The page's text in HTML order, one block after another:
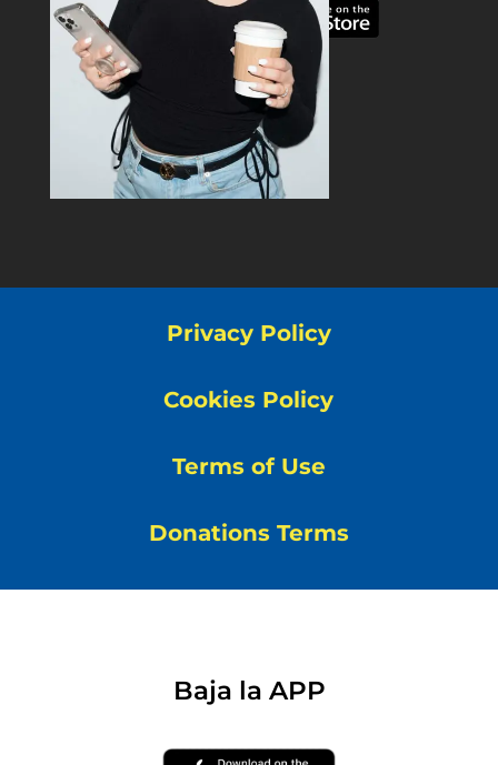
Privacy Policy
Cookies Policy
Terms of Use
Donations Terms
Baja la APP